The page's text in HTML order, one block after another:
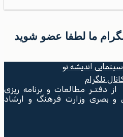
ما لطفا عضو شوید
تلگرام
به شماره مجـوز : ۱۵۳/۹۳۸ از دفتـر مطالعات و برنامه ریزی
و بصری وزارت فرهنگ و ارشاد